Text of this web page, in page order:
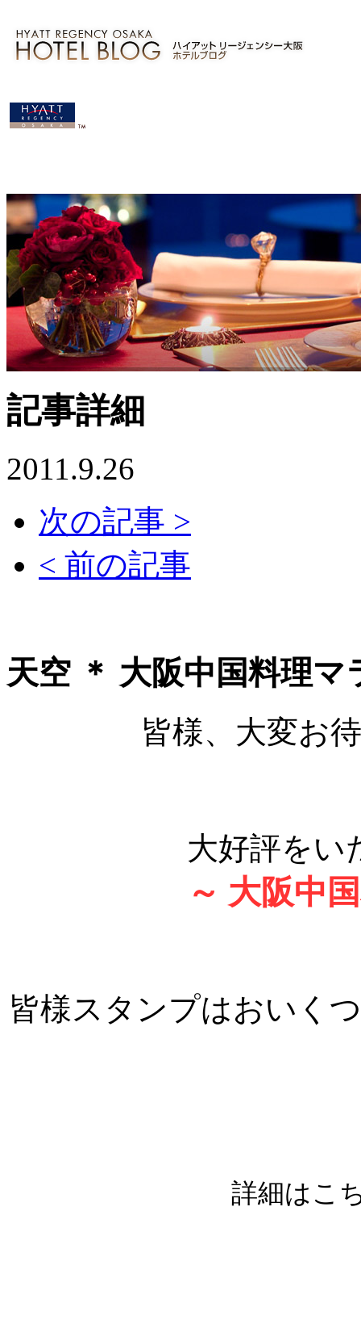
記事詳細
2011.9.26
次の記事 >
< 前の記事
天空 ＊ 大阪中国料理マ
皆様、大変お
大好評をい
～ 大阪中
皆様スタンプはおいく
詳細はこ